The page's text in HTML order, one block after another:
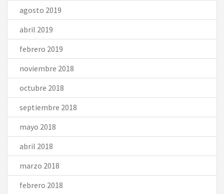
agosto 2019
abril 2019
febrero 2019
noviembre 2018
octubre 2018
septiembre 2018
mayo 2018
abril 2018
marzo 2018
febrero 2018